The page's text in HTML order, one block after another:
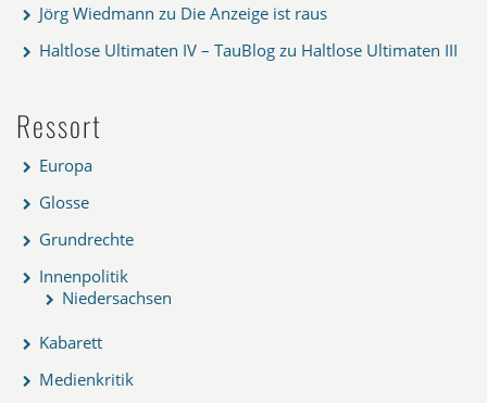
Jörg Wiedmann zu Die Anzeige ist raus
Haltlose Ultimaten IV – TauBlog zu Haltlose Ultimaten III
Ressort
Europa
Glosse
Grundrechte
Innenpolitik
Niedersachsen
Kabarett
Medienkritik